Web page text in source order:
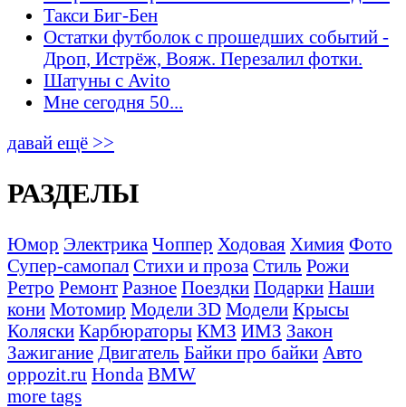
Такси Биг-Бен
Остатки футболок с прошедших событий -
Дроп, Истрёж, Вояж. Перезалил фотки.
Шатуны с Avito
Мне сегодня 50...
давай ещё >>
РАЗДЕЛЫ
Юмор Электрика Чоппер Ходовая Химия Фото
Супер-самопал Стихи и проза Стиль Рожи
Ретро Ремонт Разное Поездки Подарки Наши
кони Мотомир Модели 3D Модели Крысы
Коляски Карбюраторы КМЗ ИМЗ Закон
Зажигание Двигатель Байки про байки Авто
oppozit.ru Honda BMW
more tags